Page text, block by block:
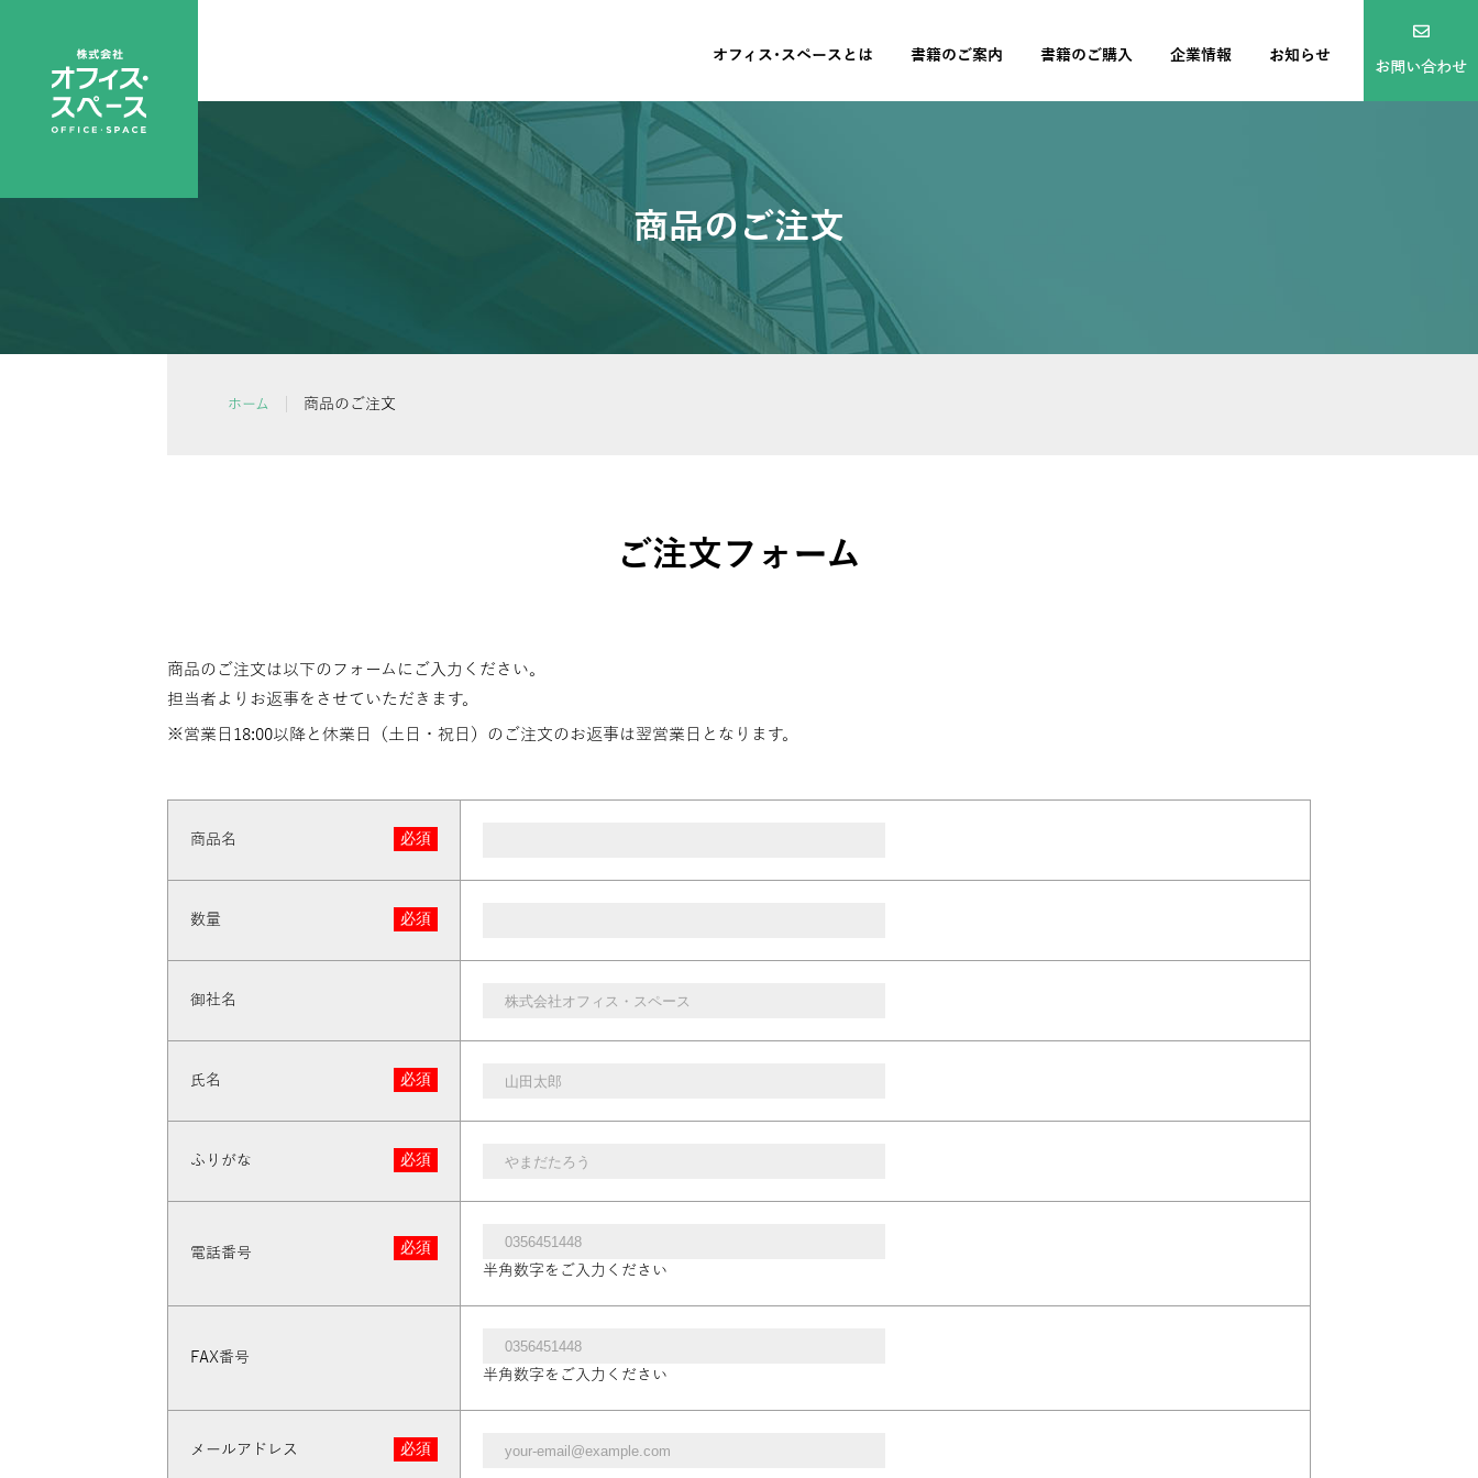
オフィス･スペースとは 書籍のご案内 書籍のご購入 企業情報 お知らせ
お問い合わせ
商品のご注文
ホーム 商品のご注文
ご注文フォーム
商品のご注文は以下のフォームにご入力ください。
担当者よりお返事をさせていただきます。
※営業日18:00以降と休業日（土日・祝日）のご注文のお返事は翌営業日となります。
商品名 必須
数量 必須
御社名
氏名 必須
ふりがな 必須
電話番号
必須
半角数字をご入力ください
FAX番号
半角数字をご入力ください
メールアドレス 必須